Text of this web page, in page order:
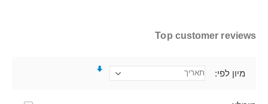
Top customer reviews
מיון לפי